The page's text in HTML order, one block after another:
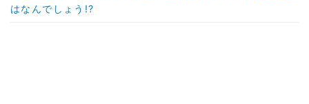
はなんでしょう!?